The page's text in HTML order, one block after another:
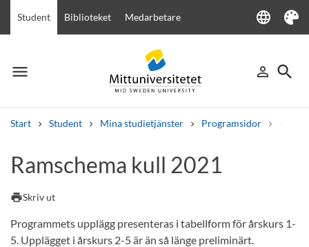
Student Biblioteket Medarbetare language
Language
Tema
menu
Meny person_outline
Logga in
search
Sök
Start Student Mina studietjänster Programsidor
Andra söktjänster
Kurser och program
Ramschema kull 2021
printSkriv ut
Programmets upplägg presenteras i tabellform för årskurs 1-
5. Upplägget i årskurs 2-5 är än så länge preliminärt.